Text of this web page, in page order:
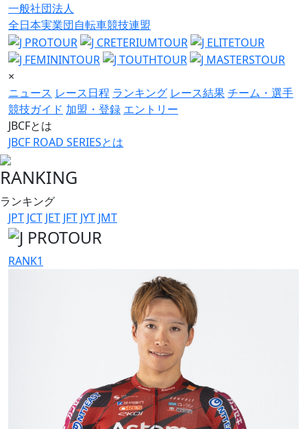
一般社団法人
全日本実業団自転車競技連盟
×
ニュース レース日程 ランキング レース結果チーム・選手
競技ガイド 加盟・登録 エントリー
JBCFとは
JBCF ROAD SERIESとは
RANKING
ランキング
JPT JCT JET JFT JYT JMT
RANK1